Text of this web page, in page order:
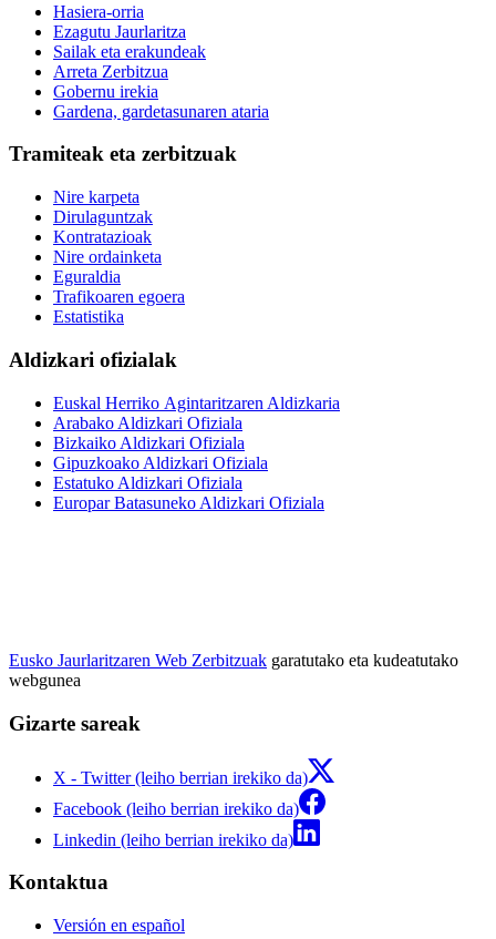
Hasiera-orria
Ezagutu Jaurlaritza
Sailak eta erakundeak
Arreta Zerbitzua
Gobernu irekia
Gardena, gardetasunaren ataria
Tramiteak eta zerbitzuak
Nire karpeta
Dirulaguntzak
Kontratazioak
Nire ordainketa
Eguraldia
Trafikoaren egoera
Estatistika
Aldizkari ofizialak
Euskal Herriko Agintaritzaren Aldizkaria
Arabako Aldizkari Ofiziala
Bizkaiko Aldizkari Ofiziala
Gipuzkoako Aldizkari Ofiziala
Estatuko Aldizkari Ofiziala
Europar Batasuneko Aldizkari Ofiziala
Eusko Jaurlaritzaren Web Zerbitzuak garatutako eta kudeatutako
webgunea
Gizarte sareak
X - Twitter (leiho berrian irekiko da)
Facebook (leiho berrian irekiko da)
Linkedin (leiho berrian irekiko da)
Kontaktua
Versión en español